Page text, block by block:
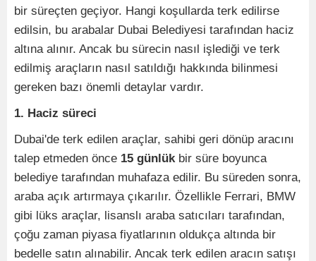
bir süreçten geçiyor. Hangi koşullarda terk edilirse
edilsin, bu arabalar Dubai Belediyesi tarafından haciz
altına alınır. Ancak bu sürecin nasıl işlediği ve terk
edilmiş araçların nasıl satıldığı hakkında bilinmesi
gereken bazı önemli detaylar vardır.
1. Haciz süreci
Dubai'de terk edilen araçlar, sahibi geri dönüp aracını
talep etmeden önce 15 günlükbir süre boyunca
belediye tarafından muhafaza edilir. Bu süreden sonra,
araba açık artırmaya çıkarılır. Özellikle Ferrari, BMW
gibi lüks araçlar, lisanslı araba satıcıları tarafından,
çoğu zaman piyasa fiyatlarının oldukça altında bir
bedelle satın alınabilir. Ancak terk edilen aracın satışı